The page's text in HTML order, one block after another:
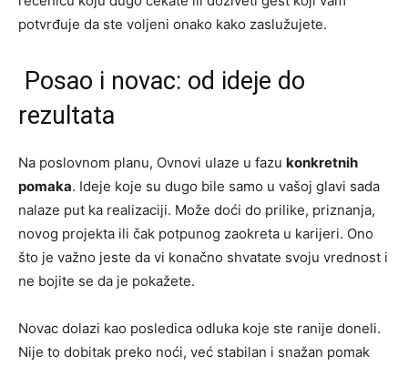
potvrđuje da ste voljeni onako kako zaslužujete.
Posao i novac: od ideje do
rezultata
Na poslovnom planu, Ovnovi ulaze u fazu konkretnih
pomaka. Ideje koje su dugo bile samo u vašoj glavi sada
nalaze put ka realizaciji. Može doći do prilike, priznanja,
novog projekta ili čak potpunog zaokreta u karijeri. Ono
što je važno jeste da vi konačno shvatate svoju vrednost i
ne bojite se da je pokažete.
Novac dolazi kao posledica odluka koje ste ranije doneli.
Nije to dobitak preko noći, već stabilan i snažan pomak